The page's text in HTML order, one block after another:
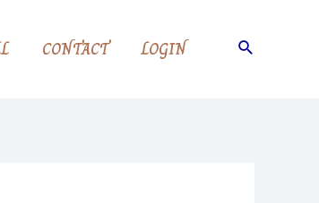
CONTACT LOGIN Search